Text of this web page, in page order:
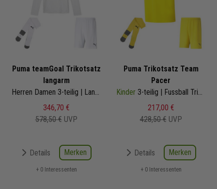
Puma teamGoal Trikotsatz
langarm
Herren Damen 3-teilig | Langarmtrikot Fussballshort Core Sockenstutzen | Fussball Trikot Set
346,70 €
578,50 € UVP
Details Merken
+ 0 Interessenten
Puma Trikotsatz Team
Pacer
Kinder 3-teilig | Fussball Trikot Fussballshort Core Sockenstutzen | Fussball Trikot Set
217,00 €
428,50 € UVP
Details Merken
+ 0 Interessenten